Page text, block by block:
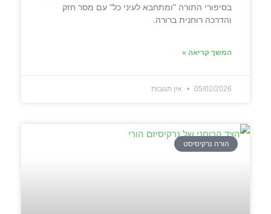
בסיפורי התורה "ומתחבא לעיני כל" עם מסר חזק
והדרכה רוחנית ברורה.
המשך קריאה »
05/02/2026 אין תגובות
הורה נרקיסיסט